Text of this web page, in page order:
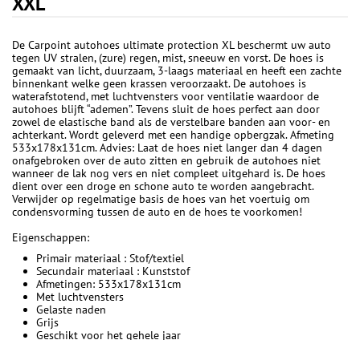
De Carpoint autohoes ultimate protection XL beschermt uw auto
tegen UV stralen, (zure) regen, mist, sneeuw en vorst. De hoes is
gemaakt van licht, duurzaam, 3-laags materiaal en heeft een zachte
binnenkant welke geen krassen veroorzaakt. De autohoes is
waterafstotend, met luchtvensters voor ventilatie waardoor de
autohoes blijft “ademen”. Tevens sluit de hoes perfect aan door
zowel de elastische band als de verstelbare banden aan voor- en
achterkant. Wordt geleverd met een handige opbergzak. Afmeting
533x178x131cm. Advies: Laat de hoes niet langer dan 4 dagen
onafgebroken over de auto zitten en gebruik de autohoes niet
wanneer de lak nog vers en niet compleet uitgehard is. De hoes
dient over een droge en schone auto te worden aangebracht.
Verwijder op regelmatige basis de hoes van het voertuig om
condensvorming tussen de auto en de hoes te voorkomen!
Eigenschappen:
Primair materiaal : Stof/textiel
Secundair materiaal : Kunststof
Afmetingen: 533x178x131cm
Met luchtvensters
Gelaste naden
Grijs
Geschikt voor het gehele jaar